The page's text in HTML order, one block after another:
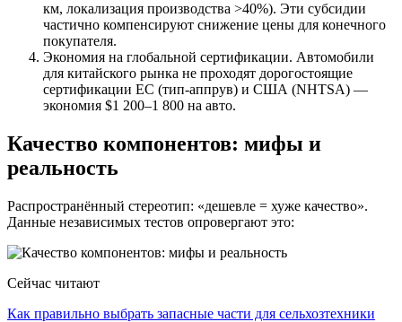
км, локализация производства >40%). Эти субсидии
частично компенсируют снижение цены для конечного
покупателя.
Экономия на глобальной сертификации. Автомобили
для китайского рынка не проходят дорогостоящие
сертификации ЕС (тип-аппрув) и США (NHTSA) —
экономия $1 200–1 800 на авто.
Качество компонентов: мифы и
реальность
Распространённый стереотип: «дешевле = хуже качество».
Данные независимых тестов опровергают это:
Сейчас читают
Как правильно выбрать запасные части для сельхозтехники